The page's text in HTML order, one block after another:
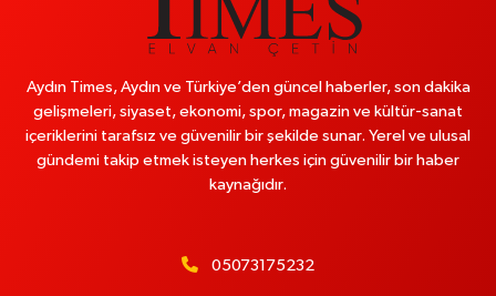
Aydın Times, Aydın ve Türkiye’den güncel haberler, son dakika
gelişmeleri, siyaset, ekonomi, spor, magazin ve kültür-sanat
içeriklerini tarafsız ve güvenilir bir şekilde sunar. Yerel ve ulusal
gündemi takip etmek isteyen herkes için güvenilir bir haber
kaynağıdır.
05073175232